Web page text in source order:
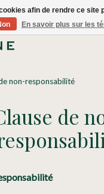
dans le Grand Montréal!
non-responsabilité
de
afin de rendre ce site
En savoir plus sur les